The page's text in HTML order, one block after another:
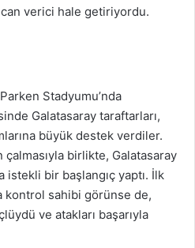
verici hale getiriyordu.
Stadyumu’nda
Galatasaray taraftarları,
büyük destek verdiler.
çalmasıyla birlikte, Galatasaray
istekli bir başlangıç yaptı. İlk
kontrol sahibi görünse de,
ve atakları başarıyla